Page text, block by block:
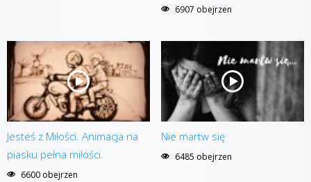
6907 obejrzen
Jesteś z Miłości. Animacja na
piasku pełna miłości.
6600 obejrzen
Nie martw się
6485 obejrzen